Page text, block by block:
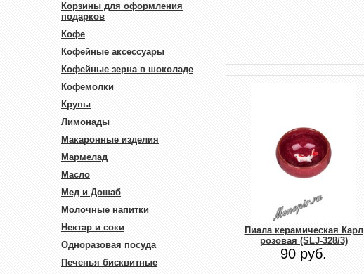
Корзины для оформления
подарков
Кофе
Кофейные аксессуары
Кофейные зерна в шоколаде
Кофемолки
Крупы
Лимонады
Макаронные изделия
Мармелад
Масло
Мед и Дошаб
Молочные напитки
Нектар и соки
Одноразовая посуда
Печенья бисквитные
Пиала керамическая Карл
розовая (SLJ-328/3)
90 руб.